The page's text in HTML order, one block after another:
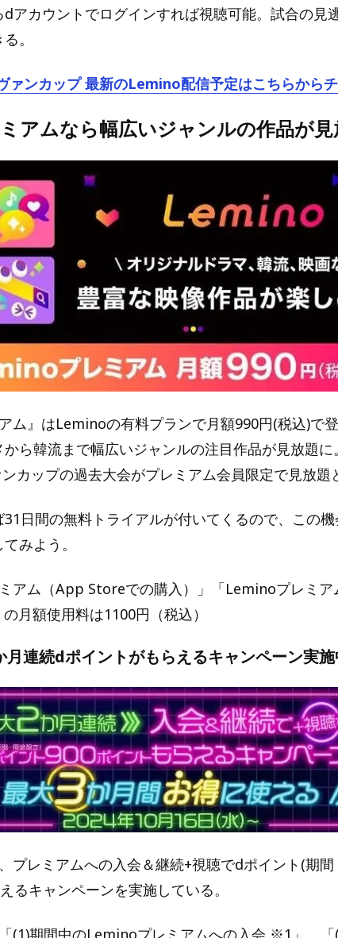
アカウントでログインすれば視聴可能。試合の見
。
ヴァンカップ 最新のLemino配信予定はこちらから
アムなら幅広いジャンルの作品が見
ム』はLeminoの有料プランで月額990円(税込)で
ら韓流まで幅広いジャンルの注目作品が見放題に
ンカップの過去大会がプレミアム会員限定で見放題
日間の無料トライアルが付いてくるので、この
みよう。
アム（App Storeでの購入）」「Leminoプレミア
月額使用料は1100円（税込）
連続dポイントがもらえるキャンペーン実
プレミアムへの入会＆継続+視聴でdポイント(期
るキャンペーンを実施している。
(1)期間中のLeminoプレミアムへの入会 ※1」、「